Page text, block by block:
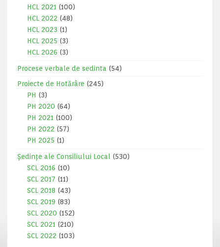
HCL 2021 (100)
HCL 2022 (48)
HCL 2023 (1)
HCL 2025 (3)
HCL 2026 (3)
Procese verbale de sedinta (54)
Proiecte de Hotărâre (245)
PH (3)
PH 2020 (64)
PH 2021 (100)
PH 2022 (57)
PH 2025 (1)
Ședințe ale Consiliului Local
(530)
SCL 2016 (10)
SCL 2017 (11)
SCL 2018 (43)
SCL 2019 (83)
SCL 2020 (152)
SCL 2021 (210)
SCL 2022 (103)